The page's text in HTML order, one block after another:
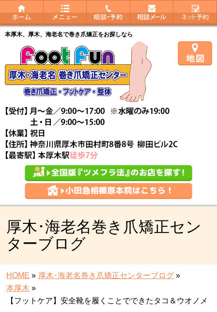
本厚木、厚木、海老名で巻き爪矯正をお探しなら
厚木･海老名巻き爪矯正セン
ターブログ
HOME » 厚木･海老名巻き爪矯正センターブログ »
本厚木 »
【フットケア】安全靴を履くことでできたタコ＆ウオノメ